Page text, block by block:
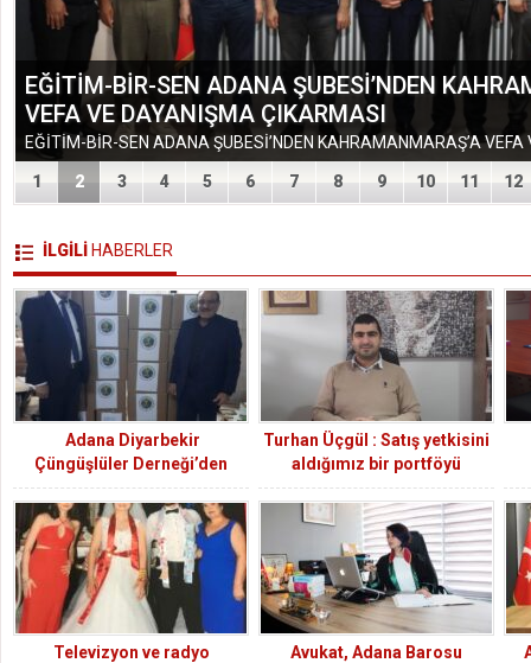
EĞİTİM-BİR-SEN ADANA ŞUBESİ’NDEN
VEFA VE DAYANIŞMA ÇIKARMASI
1 2 3 4 5 6 7 8 9 10 11 12
İLGİLİ HABERLER
Adana Diyarbekir
Çüngüşlüler Derneği’den
depremzede 60 aileye gıda
kolisi yardımı
Turhan Üçgül : Satış yetkisini
aldığımız bir portföyü
ortalama 5 haftada satışa
dönüştürüyoruz
Televizyon ve radyo
Avukat, Adana Barosu